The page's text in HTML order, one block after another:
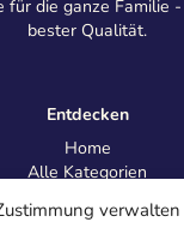
verwalten
für die ganze Familie
bester Qualität.
Entdecken
Home
Alle Kategorien
Information